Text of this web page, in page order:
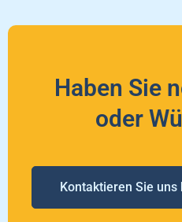
Haben Sie
oder
Kontaktieren Sie uns